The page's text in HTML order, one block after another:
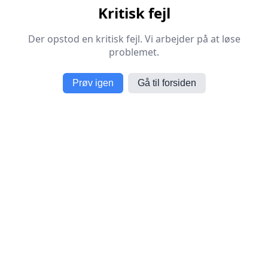
Kritisk fejl
Der opstod en kritisk fejl. Vi arbejder på at løse
problemet.
Prøv igen Gå til forsiden